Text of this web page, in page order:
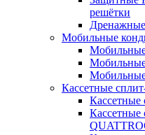
решётки
Мобильные
Кассетные
Кассетные
Кассетные